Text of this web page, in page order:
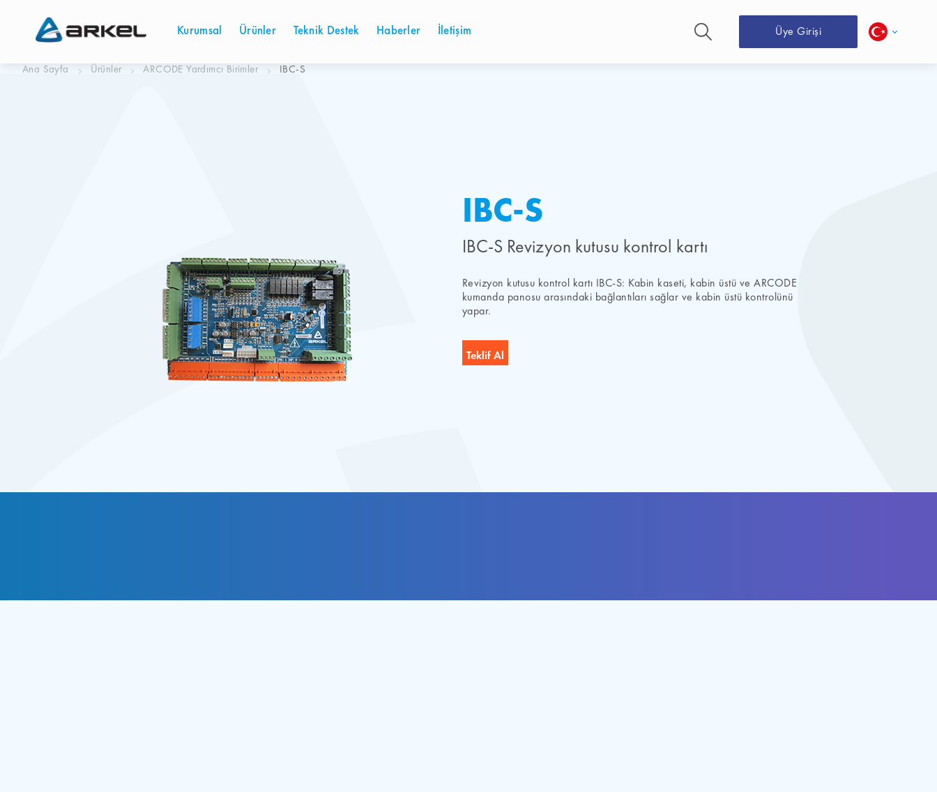
Üye Girişi
Ana Sayfa Ürünler ARCODE Yardımcı Birimler IBC-S
IBC-S
IBC-S Revizyon kutusu kontrol kartı
Revizyon kutusu kontrol kartı IBC-S: Kabin kaseti, kabin üstü ve ARCODE
kumanda panosu arasındaki bağlantıları sağlar ve kabin üstü kontrolünü
yapar.
Kurumsal Ürünler Teknik Destek Haberler İletişim